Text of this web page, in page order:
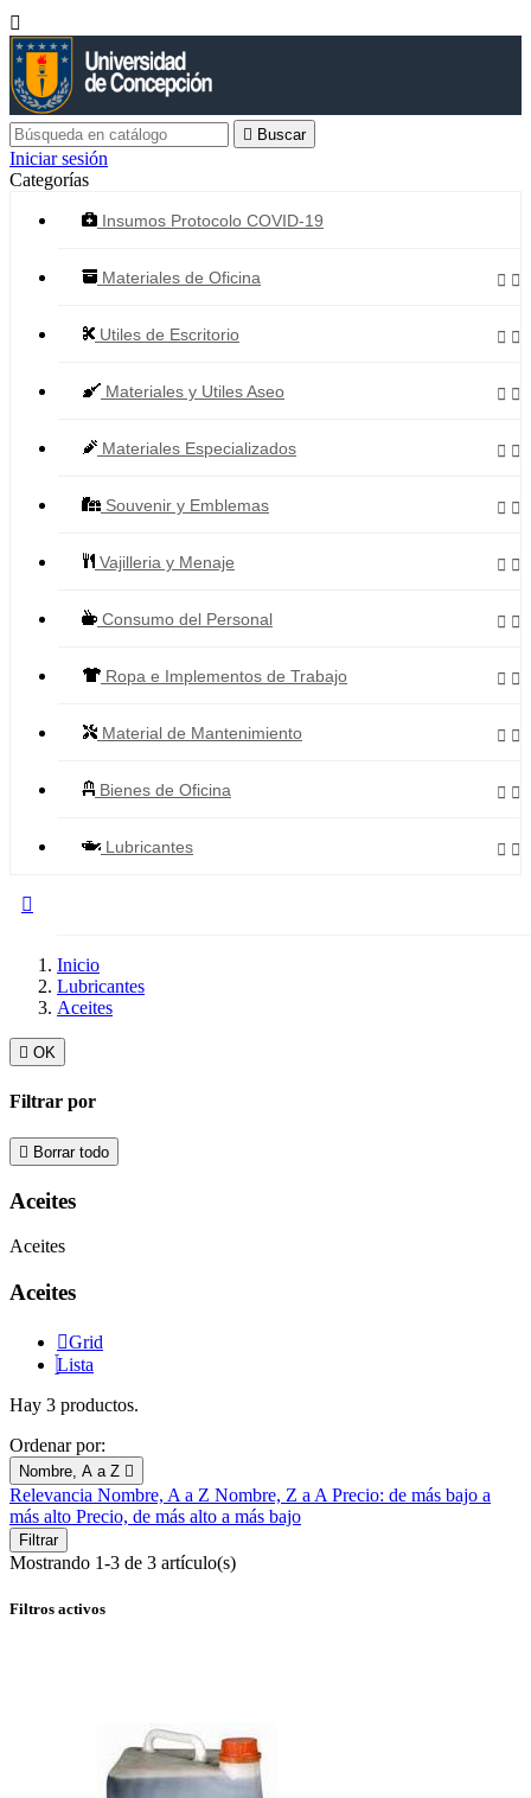

 Buscar
Iniciar sesión
Categorías
Insumos Protocolo COVID-19
Materiales de Oficina  
Utiles de Escritorio  
Materiales y Utiles Aseo  
Materiales Especializados  
Souvenir y Emblemas  
Vajilleria y Menaje  
Consumo del Personal  
Ropa e Implementos de Trabajo  
Material de Mantenimiento  
Bienes de Oficina  
Lubricantes  

Inicio
Lubricantes
Aceites
 OK
Filtrar por
 Borrar todo
Aceites
Aceites
Aceites
Grid
Lista
Hay 3 productos.
Ordenar por:
Nombre, A a Z 
Relevancia Nombre, A a Z Nombre, Z a A Precio: de más bajo a
más alto Precio, de más alto a más bajo
Filtrar
Mostrando 1-3 de 3 artículo(s)
Filtros activos